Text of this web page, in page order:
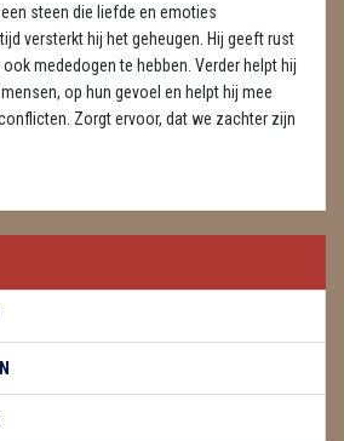
steen die liefde en emoties
versterkt hij het geheugen. Hij geeft rust
mededogen te hebben. Verder helpt hij
op hun gevoel en helpt hij mee
Zorgt ervoor, dat we zachter zijn